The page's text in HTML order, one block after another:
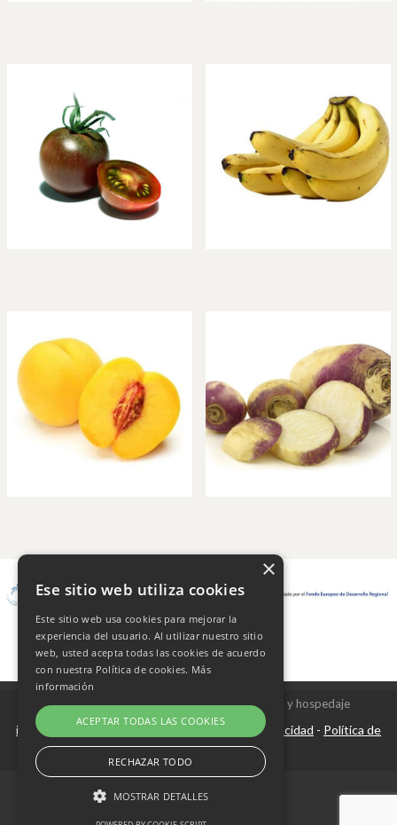
Copyright © 2026 Frutas Champi s.l. - Diseño y hospedaje
internetísimo.com Aviso Legal Política de privacidad - Política de
cookies
×
Ese sitio web utiliza cookies
Este sitio web usa cookies para mejorar la
experiencia del usuario. Al utilizar nuestro sitio
web, usted acepta todas las cookies de acuerdo
con nuestra Política de cookies. Más
información
ACEPTAR TODAS LAS COOKIES
RECHAZAR TODO
MOSTRAR DETALLES